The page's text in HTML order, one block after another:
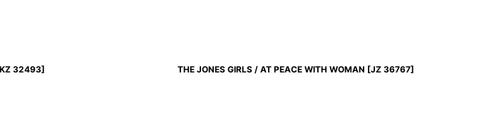
32493] THE JONES GIRLS / AT PEACE WITH WOMAN [JZ 36767]